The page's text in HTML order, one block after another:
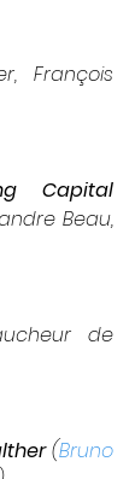
François
Beau,
de
(Bruno